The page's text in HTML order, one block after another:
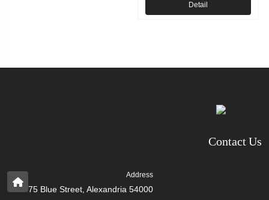
Detail
Contact Us
Address
75 Blue Street, Alexandria 54000